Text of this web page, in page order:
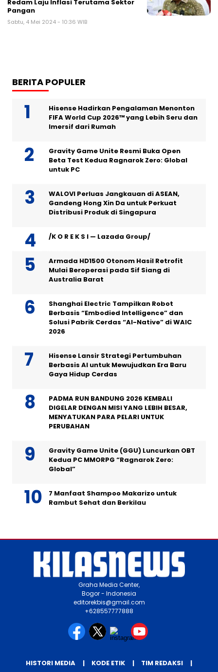
Redam Laju Inflasi Terutama Sektor
Pangan
Sabtu, 4 Mei 2024 - 10:36 WIB
BERITA POPULER
Hisense Hadirkan Pengalaman Menonton
FIFA World Cup 2026™ yang Lebih Seru dan
Imersif dari Rumah
Gravity Game Unite Resmi Buka Open
Beta Test Kedua Ragnarok Zero: Global
untuk PC
WALOVI Perluas Jangkauan di ASEAN,
Gandeng Hong Xin Da untuk Perkuat
Distribusi Produk di Singapura
/K O R E K S I — Lazada Group/
Armada HD1500 Otonom Hasil Retrofit
Mulai Beroperasi pada Sif Siang di
Australia Barat
Shanghai Electric Tampilkan Robot
Berbasis “Embodied Intelligence” dan
Solusi Pabrik Cerdas “AI-Native” di WAIC
2026
Hisense Lansir Strategi Pertumbuhan
Berbasis AI untuk Mewujudkan Era Baru
Gaya Hidup Cerdas
PADMA RUN BANDUNG 2026 KEMBALI
DIGELAR DENGAN MISI YANG LEBIH BESAR,
MENYATUKAN PARA PELARI UNTUK
PERUBAHAN
Gravity Game Unite (GGU) Luncurkan OBT
Kedua PC MMORPG “Ragnarok Zero:
Global”
7 Manfaat Shampoo Makarizo untuk
Rambut Sehat dan Berkilau
Graha Media Center,
Bogor - Indonesia
editorekbis@gmail.com
+628557777888
HISTORI MEDIA KODE ETIK TIM REDAKSI